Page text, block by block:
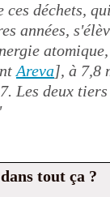
ces déchets,
années,
Areva], à 7,8
Les deux
tout ça ?